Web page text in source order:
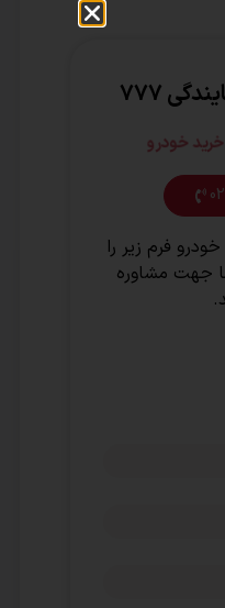
۷۷۷
خودرو
فرم زیر را
جهت مشاوره